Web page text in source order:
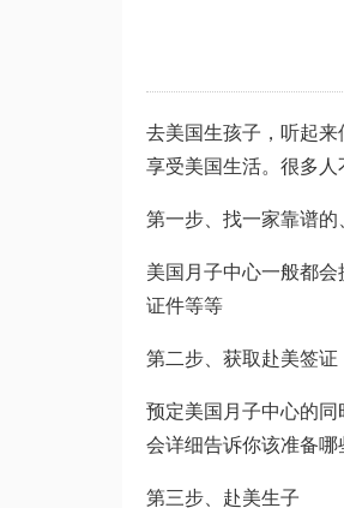
去美国生孩子，听起来
享受美国生活。很多
第一步、找一家靠谱
美国月子中心一般都
证件等等
第二步、获取赴美签证
预定美国月子中心的同
会详细告诉你该准备哪
第三步、赴美生子